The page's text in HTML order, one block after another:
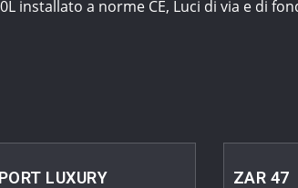
installato a norme CE, Luci di via e di
LUXURY ZAR 47